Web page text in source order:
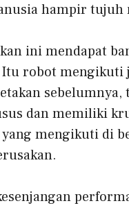
hampir tujuh
ini mendapat
robot mengikuti
sebelumnya,
dan memiliki
mengikuti di